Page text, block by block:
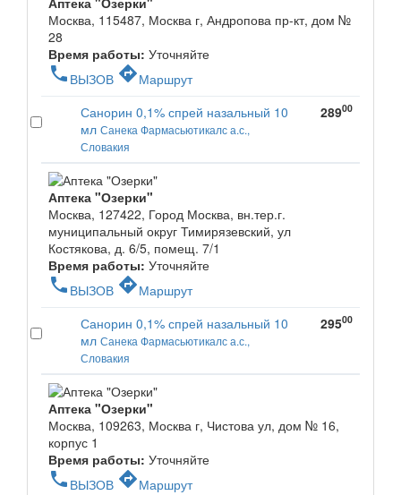
Москва, 115487, Москва г, Андропова пр-кт, дом №
28
Время работы: Уточняйте
phone ВЫЗОВ directionsМаршрут
Санорин 0,1% спрей назальный 10
мл Санека Фармасьютикалс а.с.,
Словакия
28900
Аптека "Озерки"
Москва, 127422, Город Москва, вн.тер.г.
муниципальный округ Тимирязевский, ул
Костякова, д. 6/5, помещ. 7/1
Время работы: Уточняйте
phone ВЫЗОВ directionsМаршрут
Санорин 0,1% спрей назальный 10
мл Санека Фармасьютикалс а.с.,
Словакия
29500
Аптека "Озерки"
Москва, 109263, Москва г, Чистова ул, дом № 16,
корпус 1
Время работы: Уточняйте
phone ВЫЗОВ directionsМаршрут